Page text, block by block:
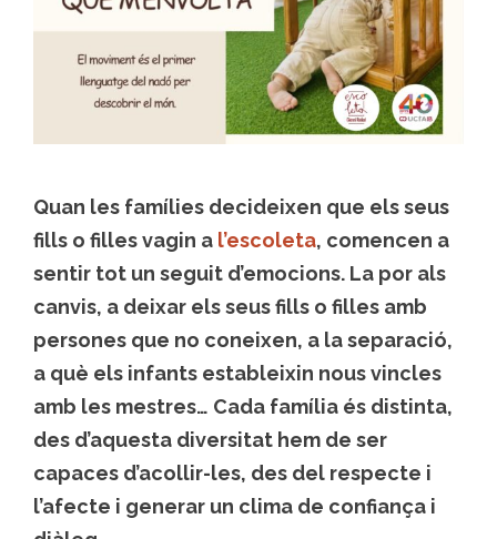
Quan les famílies decideixen que els seus
fills o filles vagin a l’escoleta, comencen a
sentir tot un seguit d’emocions. La por als
canvis, a deixar els seus fills o filles amb
persones que no coneixen, a la separació,
a què els infants estableixin nous vincles
amb les mestres… Cada família és distinta,
des d’aquesta diversitat hem de ser
capaces d’acollir-les, des del respecte i
l’afecte i generar un clima de confiança i